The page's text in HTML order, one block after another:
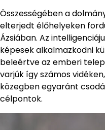
Összességében a
elterjedt élőhelyeken
Ázsiában. Az
képesek alkalmazkodni
beleértve az emberi
varjúk így számos
közegben egyaránt
célpontok.